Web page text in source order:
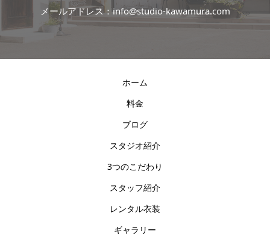
メールアドレス：info@studio-kawamura.com
ホーム
料金
ブログ
スタジオ紹介
3つのこだわり
スタッフ紹介
レンタル衣装
ギャラリー